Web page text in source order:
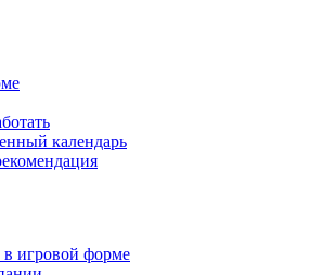
календарь
игровой форме